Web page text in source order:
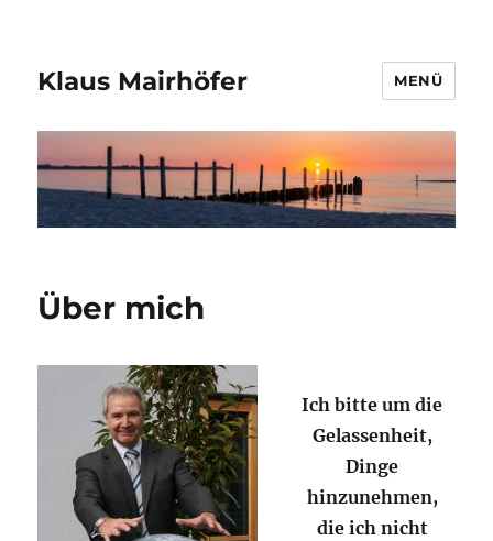
Klaus Mairhöfer MENÜ
Über mich
Ich bitte um die
Gelassenheit,
Dinge
hinzunehmen,
die ich nicht